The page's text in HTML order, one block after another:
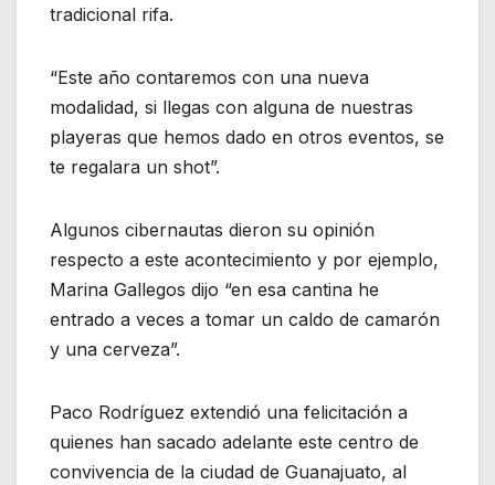
tradicional rifa.
“Este año contaremos con una nueva
modalidad, si llegas con alguna de nuestras
playeras que hemos dado en otros eventos, se
te regalara un shot”.
Algunos cibernautas dieron su opinión
respecto a este acontecimiento y por ejemplo,
Marina Gallegos dijo “en esa cantina he
entrado a veces a tomar un caldo de camarón
y una cerveza”.
Paco Rodríguez extendió una felicitación a
quienes han sacado adelante este centro de
convivencia de la ciudad de Guanajuato, al